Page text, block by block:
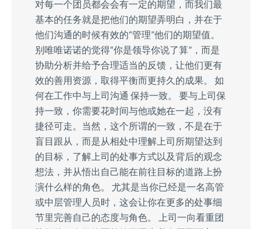
对每一个团员都会会有一定的期望，而我们最
基本的任务就是把他们的期望弄明白，并在于
他们沟通的时候有效的“管理”他们的期望值。
别唯唯诺诺的觉得“你是领导你说了算”，而是
协助分析并给予合理适当的反馈，让他们更有
效的善用资源，取得平衡而更持久的成果。 如
何在工作中与上司沟通 保持一致。 要与上司保
持一致，你需要花时间与他或她在一起，没有
捷径可走。当然，这个所谓的一致，不是在于
盲目跟从，而是从相处中理解上司所期望达到
的目标，了解上司的处事方式以及背后的观念
想法，并从悟出自己能在前往目标的道路上扮
演什么样的角色。 尤其是当你已经是一名高管
或中层管理人员时，这会让你在更多的处事细
节里完善自己的态度与角色。 上司一向看重团